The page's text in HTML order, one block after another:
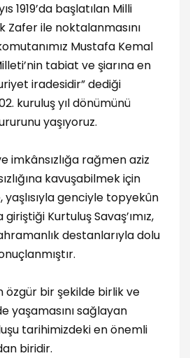
1919’da başlatılan Milli
Zafer ile noktalanmasını
Mustafa Kemal
tabiat ve şiarına en
iradesidir” dediği
kuruluş yıl dönümünü
yaşıyoruz.
imkânsızlığa rağmen aziz
kavuşabilmek için
yaşlısıyla genciyle topyekûn
Kurtuluş Savaş’ımız,
destanlarıyla dolu
özgür bir şekilde birlik ve
yaşamasını sağlayan
tarihimizdeki en önemli
biridir.